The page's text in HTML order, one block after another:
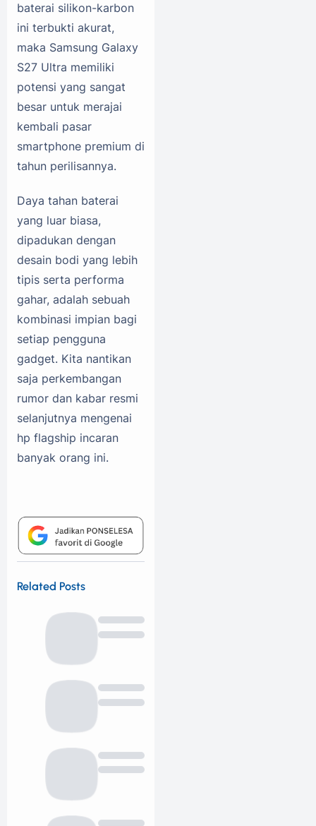
baterai silikon-karbon
ini terbukti akurat,
maka Samsung Galaxy
S27 Ultra memiliki
potensi yang sangat
besar untuk merajai
kembali pasar
smartphone premium di
tahun perilisannya.
Daya tahan baterai
yang luar biasa,
dipadukan dengan
desain bodi yang lebih
tipis serta performa
gahar, adalah sebuah
kombinasi impian bagi
setiap pengguna
gadget. Kita nantikan
saja perkembangan
rumor dan kabar resmi
selanjutnya mengenai
hp flagship incaran
banyak orang ini.
Related Posts